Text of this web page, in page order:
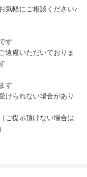
気軽にご相談ください♪
す
遠慮いただいておりま
す
けられない場合があり
ご提示頂けない場合は